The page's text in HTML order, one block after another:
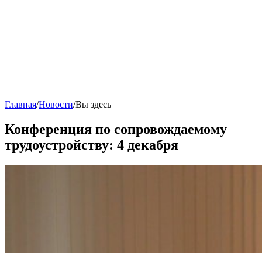
Главная/Новости/Вы здесь
Конференция по сопровождаемому
трудоустройству: 4 декабря